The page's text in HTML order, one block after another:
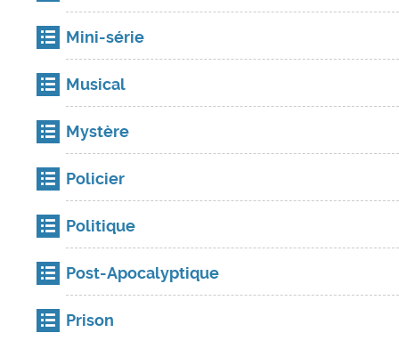
Mini-série
Musical
Mystère
Policier
Politique
Post-Apocalyptique
Prison